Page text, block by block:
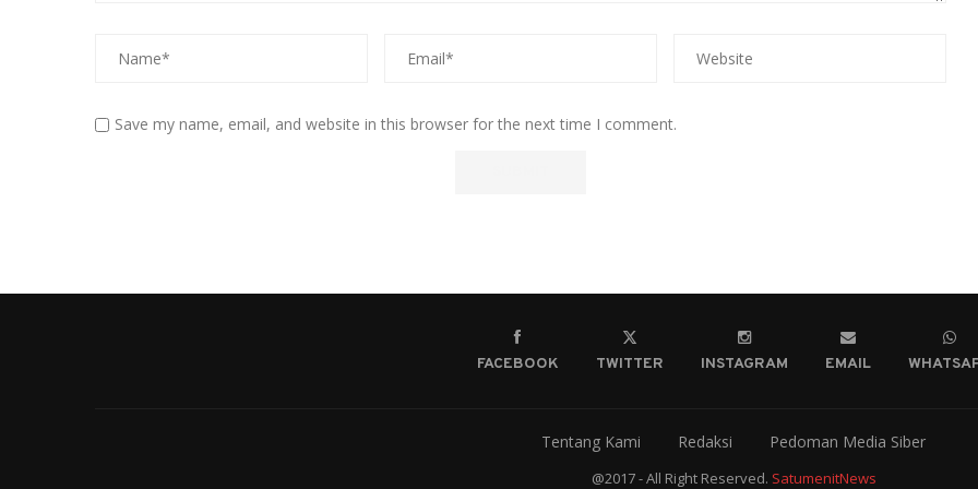
Save my name, email, and website in this browser for the next time I comment.
FACEBOOK TWITTER INSTAGRAM EMAIL
Tentang Kami Redaksi Pedoman Media Siber
@2017 - All Right Reserved. SatumenitNews